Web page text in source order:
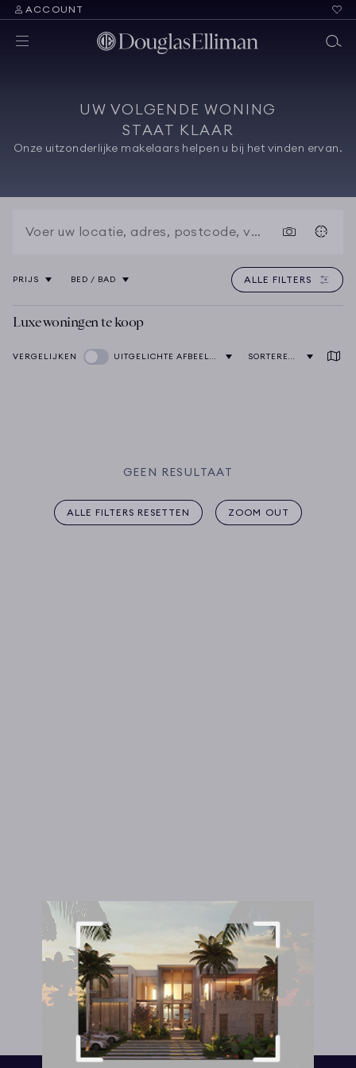
ACCOUNT
UW VOLGENDE WONING
STAAT KLAAR
Onze uitzonderlijke makelaars helpen u bij het vinden ervan.
PRIJS BED / BAD ALLE FILTERS
Luxe woningen te koop
VERGELIJKEN UITGELICHTE AFBEELDING: SORTEREN OP
GEEN RESULTAAT
ALLE FILTERS RESETTEN ZOOM OUT
Hidden title